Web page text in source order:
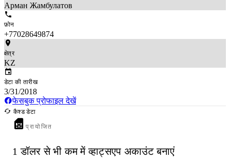
Арман Жамбулатов
फ़ोन
+77028649874
क्षेत्र
KZ
डेटा की तारीख
3/31/2018
फेसबुक प्रोफाइल देखें
कैश्ड डेटा
प्रायोजित
1 डॉलर से भी कम में व्हाट्सएप अकाउंट बनाएं